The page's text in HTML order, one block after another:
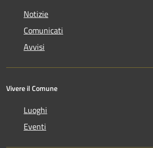
Notizie
Comunicati
Avvisi
Vivere il Comune
Luoghi
Eventi